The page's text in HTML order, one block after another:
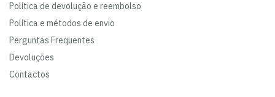
Política de devolução e reembolso
Política e métodos de envio
Perguntas Frequentes
Devoluções
Contactos